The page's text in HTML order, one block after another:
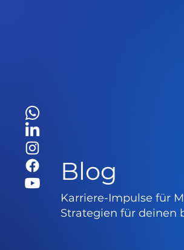
Blog
Karriere-Impulse für
Strategien für deinen